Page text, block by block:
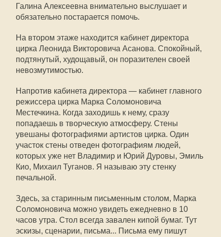
Галина Алексеевна внимательно выслушает и
обязательно постарается помочь.
На втором этаже находится кабинет директора
цирка Леонида Викторовича Асанова. Спокойный,
подтянутый, худощавый, он поразителен своей
невозмутимостью.
Напротив кабинета директора — кабинет главного
режиссера цирка Марка Соломоновича
Местечкина. Когда заходишь к нему, сразу
попадаешь в творческую атмосферу. Стены
увешаны фотографиями артистов цирка. Один
участок стены отведен фотографиям людей,
которых уже нет Владимир и Юрий Дуровы, Эмиль
Кио, Михаил Туганов. Я называю эту стенку
печальной.
Здесь, за старинным письменным столом, Марка
Соломоновича можно увидеть ежедневно в 10
часов утра. Стол всегда завален кипой бумаг. Тут
эскизы, сценарии, письма... Письма ему пишут